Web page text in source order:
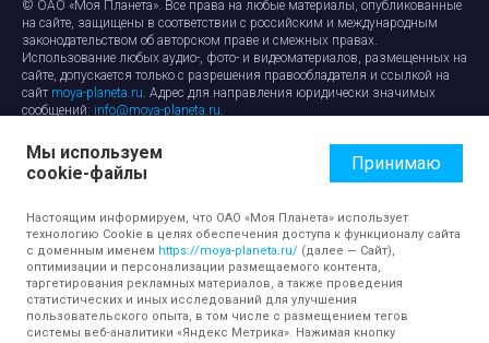
© ОАО «Моя Планета». Все права на любые материалы, опубликованные
на сайте, защищены в соответствии с российским и международным
законодательством об авторском праве и смежных правах.
Использование любых аудио-, фото- и видеоматериалов, размещенных на
сайте, допускается только с разрешения правообладателя и ссылкой на
сайт moya-planeta.ru. Адрес для направления юридически значимых
сообщений: info@moya-planeta.ru.
Правила сайтаРабота с cookie-файлами
Защита персональных данных
Обработка персональных данных
Мы используем
cookie-файлы
Принимаю
Настоящим информируем, что ОАО «Моя Планета» использует
технологию Cookie в целях обеспечения доступа к функционалу сайта
с доменным именем https://moya-planeta.ru/ (далее — Сайт),
оптимизации и персонализации размещаемого контента,
таргетирования рекламных материалов, а также проведения
статистических и иных исследований для улучшения
пользовательского опыта, в том числе с размещением тегов
системы веб-аналитики «Яндекс Метрика». Нажимая кнопку